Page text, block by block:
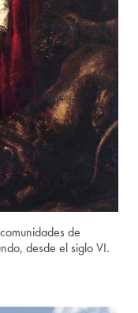
de
desde el siglo VI.